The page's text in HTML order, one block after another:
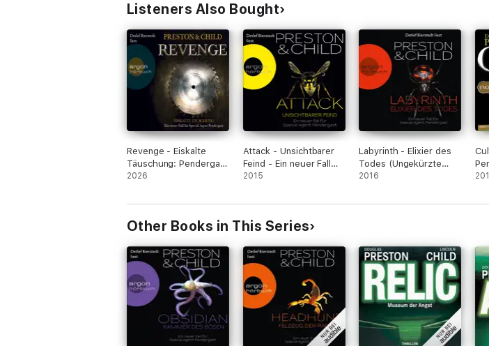
Listeners Also Bought
Revenge - Eiskalte
Täuschung: Pendergast
11
2026
Attack - Unsichtbarer
Feind - Ein neuer Fall
für Special Agent
(Ungekürzte Lesung)
2015
Labyrinth - Elixier des
Todes (Ungekürzte
Lesung)
2016
Other Books in This Series